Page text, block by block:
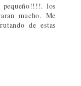
pequeño!!!!. los
mucho. Me
de estas